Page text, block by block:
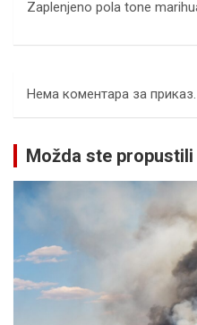
Zaplenjeno pola tone
Нема коментара за приказ.
Možda ste propustili